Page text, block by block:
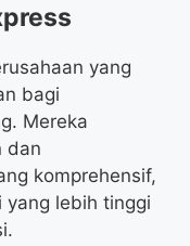
yang
bagi
Mereka
dan
komprehensif,
yang lebih tinggi